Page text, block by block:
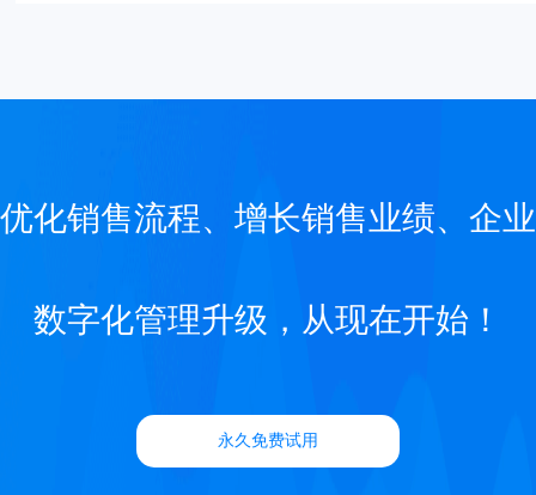
优化销售流程、增长销售业绩、企业
数字化管理升级，从现在开始！
永久免费试用